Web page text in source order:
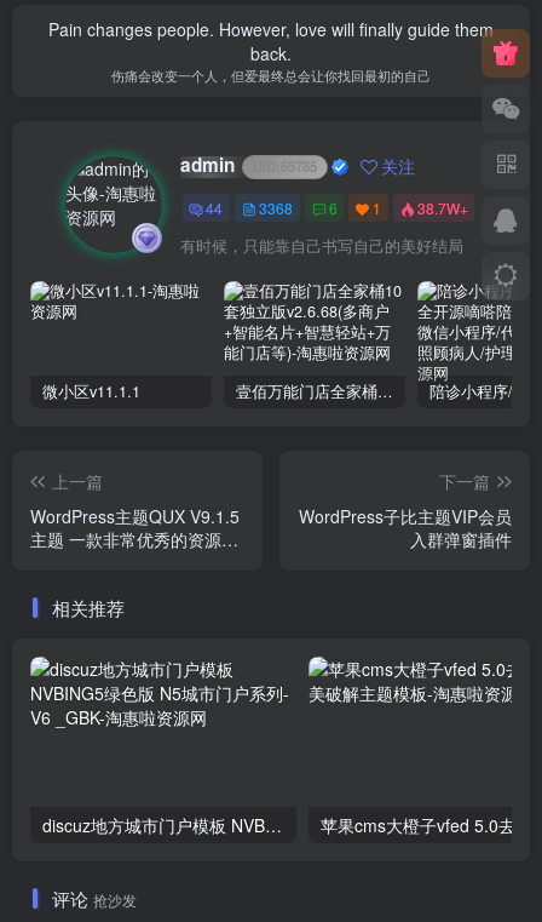
Pain changes people. However, love will finally guide them
back.
伤痛会改变一个人，但爱最终总会让你找回最初的自己
admin 65785 关注
44 3368 6 1 38.7W+
有时候，只能靠自己书写自己的美好结局
微小区v11.1.1 壹佰万能门店全家桶10套独立版v2.6.68(​多商户+智能名片+智慧轻站+万能门店等)
上一篇
WordPress主题QUX V9.1.5
主题 一款非常优秀的资源分
下一篇
WordPress子比主题VIP会员
入群弹窗插件
相关推荐
discuz地方城市门户模板 NVBING5绿色版 N5城市门户系列-V6 _GBK
评论 抢沙发